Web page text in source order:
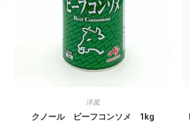
洋風
クノール ビーフコンソメ 1kg